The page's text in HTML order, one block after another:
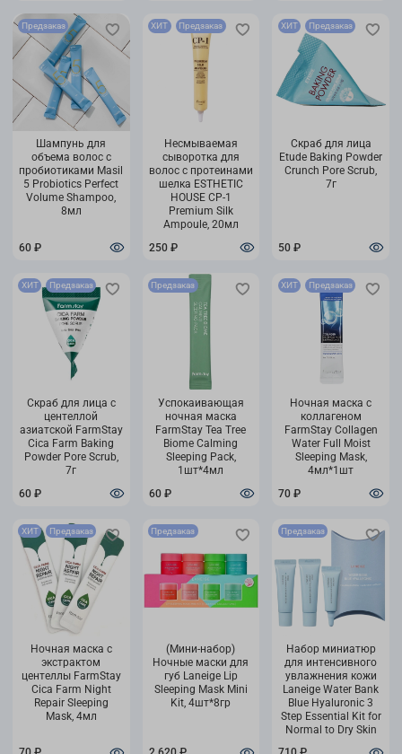
Предзаказ
Шампунь для
объема волос с
пробиотиками Masil
5 Probiotics Perfect
Volume Shampoo,
8мл
60 ₽
ХИТ Предзаказ
Несмываемая
сыворотка для
волос с протеинами
шелка ESTHETIC
HOUSE CP-1
Premium Silk
Ampoule, 20мл
250 ₽
ХИТ Предзаказ
Скраб для лица
Etude Baking Powder
Crunch Pore Scrub,
7г
50 ₽
ХИТ Предзаказ
Скраб для лица с
центеллой
азиатской FarmStay
Cica Farm Baking
Powder Pore Scrub,
7г
60 ₽
Предзаказ
Успокаивающая
ночная маска
FarmStay Tea Tree
Biome Calming
Sleeping Pack,
1шт*4мл
60 ₽
ХИТ Предзаказ
Ночная маска с
коллагеном
FarmStay Collagen
Water Full Moist
Sleeping Mask,
4мл*1шт
70 ₽
ХИТ Предзаказ
Ночная маска с
экстрактом
центеллы FarmStay
Cica Farm Night
Repair Sleeping
Mask, 4мл
Предзаказ
(Мини-набор)
Ночные маски для
губ Laneige Lip
Sleeping Mask Mini
Kit, 4шт*8гр
Предзаказ
Набор миниатюр
для интенсивного
увлажнения кожи
Laneige Water Bank
Blue Hyaluronic 3
Step Essential Kit for
Normal to Dry Skin